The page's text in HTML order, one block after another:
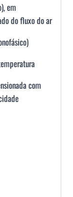
em
do fluxo do ar
com